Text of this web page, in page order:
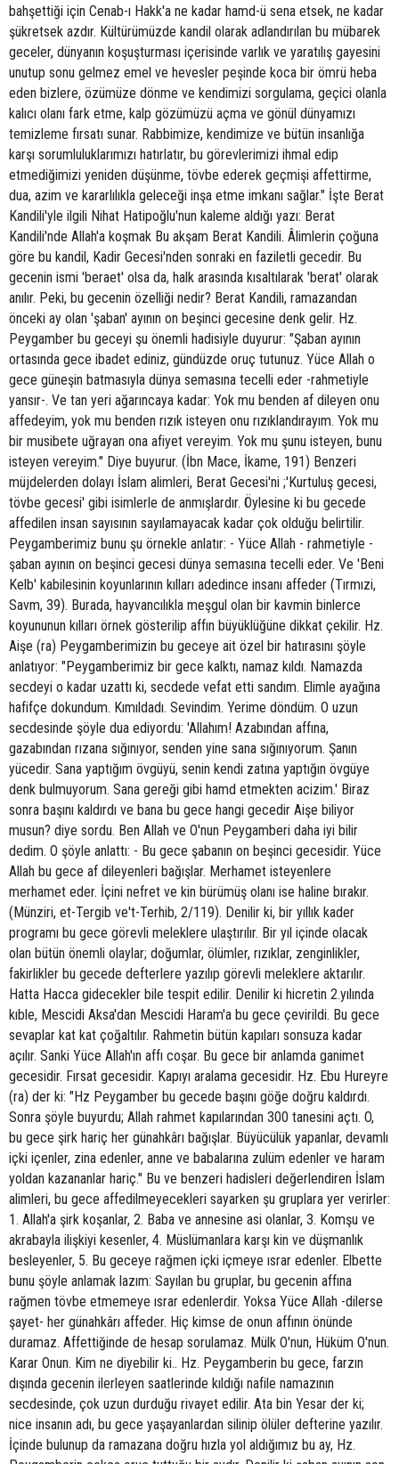
bahşettiği için Cenab-ı Hakk'a ne kadar hamd-ü sena etsek, ne kadar
şükretsek azdır. Kültürümüzde kandil olarak adlandırılan bu mübarek
geceler, dünyanın koşuşturması içerisinde varlık ve yaratılış gayesini
unutup sonu gelmez emel ve hevesler peşinde koca bir ömrü heba
eden bizlere, özümüze dönme ve kendimizi sorgulama, geçici olanla
kalıcı olanı fark etme, kalp gözümüzü açma ve gönül dünyamızı
temizleme fırsatı sunar. Rabbimize, kendimize ve bütün insanlığa
karşı sorumluluklarımızı hatırlatır, bu görevlerimizi ihmal edip
etmediğimizi yeniden düşünme, tövbe ederek geçmişi affettirme,
dua, azim ve kararlılıkla geleceği inşa etme imkanı sağlar." İşte Berat
Kandili'yle ilgili Nihat Hatipoğlu'nun kaleme aldığı yazı: Berat
Kandili'nde Allah'a koşmak Bu akşam Berat Kandili. Âlimlerin çoğuna
göre bu kandil, Kadir Gecesi'nden sonraki en faziletli gecedir. Bu
gecenin ismi 'beraet' olsa da, halk arasında kısaltılarak 'berat' olarak
anılır. Peki, bu gecenin özelliği nedir? Berat Kandili, ramazandan
önceki ay olan 'şaban' ayının on beşinci gecesine denk gelir. Hz.
Peygamber bu geceyi şu önemli hadisiyle duyurur: "Şaban ayının
ortasında gece ibadet ediniz, gündüzde oruç tutunuz. Yüce Allah o
gece güneşin batmasıyla dünya semasına tecelli eder -rahmetiyle
yansır-. Ve tan yeri ağarıncaya kadar: Yok mu benden af dileyen onu
affedeyim, yok mu benden rızık isteyen onu rızıklandırayım. Yok mu
bir musibete uğrayan ona afiyet vereyim. Yok mu şunu isteyen, bunu
isteyen vereyim." Diye buyurur. (İbn Mace, İkame, 191) Benzeri
müjdelerden dolayı İslam alimleri, Berat Gecesi'ni ;'Kurtuluş gecesi,
tövbe gecesi' gibi isimlerle de anmışlardır. Öylesine ki bu gecede
affedilen insan sayısının sayılamayacak kadar çok olduğu belirtilir.
Peygamberimiz bunu şu örnekle anlatır: - Yüce Allah - rahmetiyle -
şaban ayının on beşinci gecesi dünya semasına tecelli eder. Ve 'Beni
Kelb' kabilesinin koyunlarının kılları adedince insanı affeder (Tırmızi,
Savm, 39). Burada, hayvancılıkla meşgul olan bir kavmin binlerce
koyununun kılları örnek gösterilip affın büyüklüğüne dikkat çekilir. Hz.
Aişe (ra) Peygamberimizin bu geceye ait özel bir hatırasını şöyle
anlatıyor: "Peygamberimiz bir gece kalktı, namaz kıldı. Namazda
secdeyi o kadar uzattı ki, secdede vefat etti sandım. Elimle ayağına
hafifçe dokundum. Kımıldadı. Sevindim. Yerime döndüm. O uzun
secdesinde şöyle dua ediyordu: 'Allahım! Azabından affına,
gazabından rızana sığınıyor, senden yine sana sığınıyorum. Şanın
yücedir. Sana yaptığım övgüyü, senin kendi zatına yaptığın övgüye
denk bulmuyorum. Sana gereği gibi hamd etmekten acizim.' Biraz
sonra başını kaldırdı ve bana bu gece hangi gecedir Aişe biliyor
musun? diye sordu. Ben Allah ve O'nun Peygamberi daha iyi bilir
dedim. O şöyle anlattı: - Bu gece şabanın on beşinci gecesidir. Yüce
Allah bu gece af dileyenleri bağışlar. Merhamet isteyenlere
merhamet eder. İçini nefret ve kin bürümüş olanı ise haline bırakır.
(Münziri, et-Tergib ve't-Terhib, 2/119). Denilir ki, bir yıllık kader
programı bu gece görevli meleklere ulaştırılır. Bir yıl içinde olacak
olan bütün önemli olaylar; doğumlar, ölümler, rızıklar, zenginlikler,
fakirlikler bu gecede defterlere yazılıp görevli meleklere aktarılır.
Hatta Hacca gidecekler bile tespit edilir. Denilir ki hicretin 2.yılında
kıble, Mescidi Aksa'dan Mescidi Haram'a bu gece çevirildi. Bu gece
sevaplar kat kat çoğaltılır. Rahmetin bütün kapıları sonsuza kadar
açılır. Sanki Yüce Allah'ın affı coşar. Bu gece bir anlamda ganimet
gecesidir. Fırsat gecesidir. Kapıyı aralama gecesidir. Hz. Ebu Hureyre
(ra) der ki: "Hz Peygamber bu gecede başını göğe doğru kaldırdı.
Sonra şöyle buyurdu; Allah rahmet kapılarından 300 tanesini açtı. O,
bu gece şirk hariç her günahkârı bağışlar. Büyücülük yapanlar, devamlı
içki içenler, zina edenler, anne ve babalarına zulüm edenler ve haram
yoldan kazananlar hariç." Bu ve benzeri hadisleri değerlendiren İslam
alimleri, bu gece affedilmeyecekleri sayarken şu gruplara yer verirler:
1. Allah'a şirk koşanlar, 2. Baba ve annesine asi olanlar, 3. Komşu ve
akrabayla ilişkiyi kesenler, 4. Müslümanlara karşı kin ve düşmanlık
besleyenler, 5. Bu geceye rağmen içki içmeye ısrar edenler. Elbette
bunu şöyle anlamak lazım: Sayılan bu gruplar, bu gecenin affına
rağmen tövbe etmemeye ısrar edenlerdir. Yoksa Yüce Allah -dilerse
şayet- her günahkârı affeder. Hiç kimse de onun affının önünde
duramaz. Affettiğinde de hesap sorulamaz. Mülk O'nun, Hüküm O'nun.
Karar Onun. Kim ne diyebilir ki.. Hz. Peygamberin bu gece, farzın
dışında gecenin ilerleyen saatlerinde kıldığı nafile namazının
secdesinde, çok uzun durduğu rivayet edilir. Ata bin Yesar der ki;
nice insanın adı, bu gece yaşayanlardan silinip ölüler defterine yazılır.
İçinde bulunup da ramazana doğru hızla yol aldığımız bu ay, Hz.